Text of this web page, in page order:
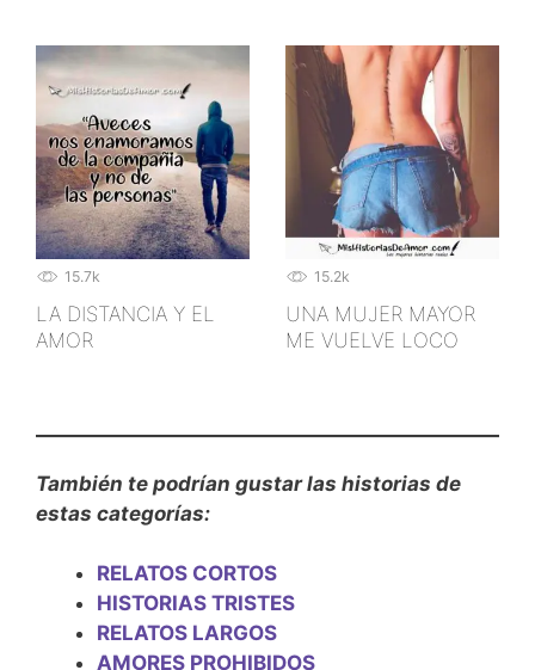
15.7k
LA DISTANCIA Y EL
AMOR
15.2k
UNA MUJER MAYOR
ME VUELVE LOCO
También te podrían gustar las historias de
estas categorías:
RELATOS CORTOS
HISTORIAS TRISTES
RELATOS LARGOS
AMORES PROHIBIDOS